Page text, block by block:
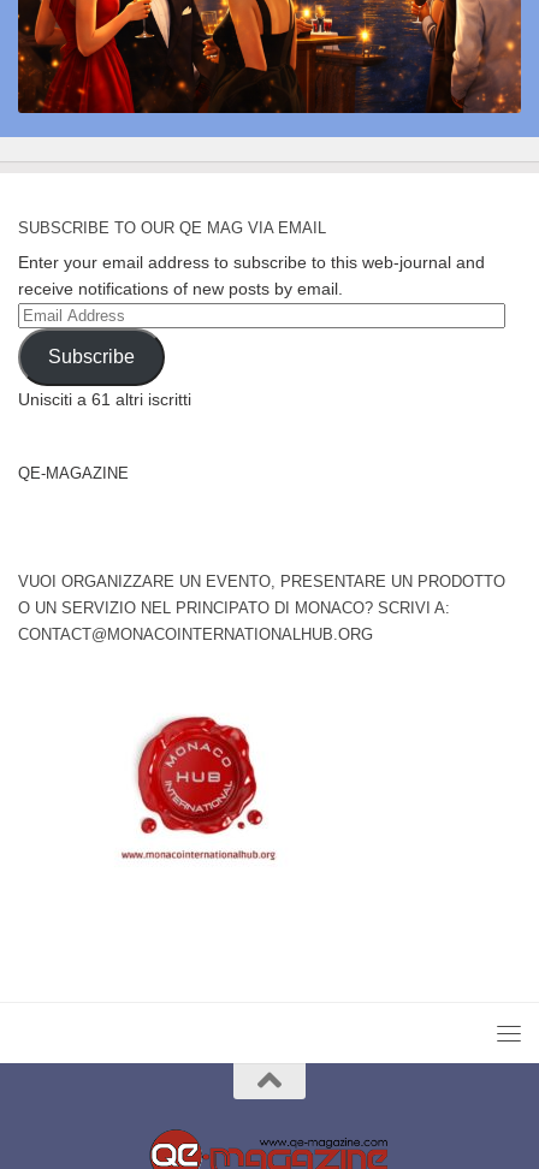
SUBSCRIBE TO OUR QE MAG VIA EMAIL
Enter your email address to subscribe to this web-journal and
receive notifications of new posts by email.
Email
Address
Subscribe
Unisciti a 61 altri iscritti
QE-MAGAZINE
VUOI ORGANIZZARE UN EVENTO, PRESENTARE UN PRODOTTO
O UN SERVIZIO NEL PRINCIPATO DI MONACO? SCRIVI A:
CONTACT@MONACOINTERNATIONALHUB.ORG